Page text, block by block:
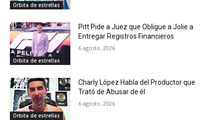
Orbita de estrellas
Orbita de estrellas
Pitt Pide a Juez que Obligue a Jolie a
Entregar Registros Financieros
6 agosto, 2026
Orbita de estrellas
Charly López Habla del Productor que
Trató de Abusar de él
6 agosto, 2026